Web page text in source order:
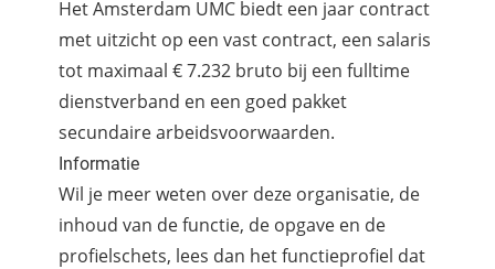
Het Amsterdam UMC biedt een jaar contract
met uitzicht op een vast contract, een salaris
tot maximaal € 7.232 bruto bij een fulltime
dienstverband en een goed pakket
secundaire arbeidsvoorwaarden.
Informatie
Wil je meer weten over deze organisatie, de
inhoud van de functie, de opgave en de
profielschets, lees dan het functieprofiel dat